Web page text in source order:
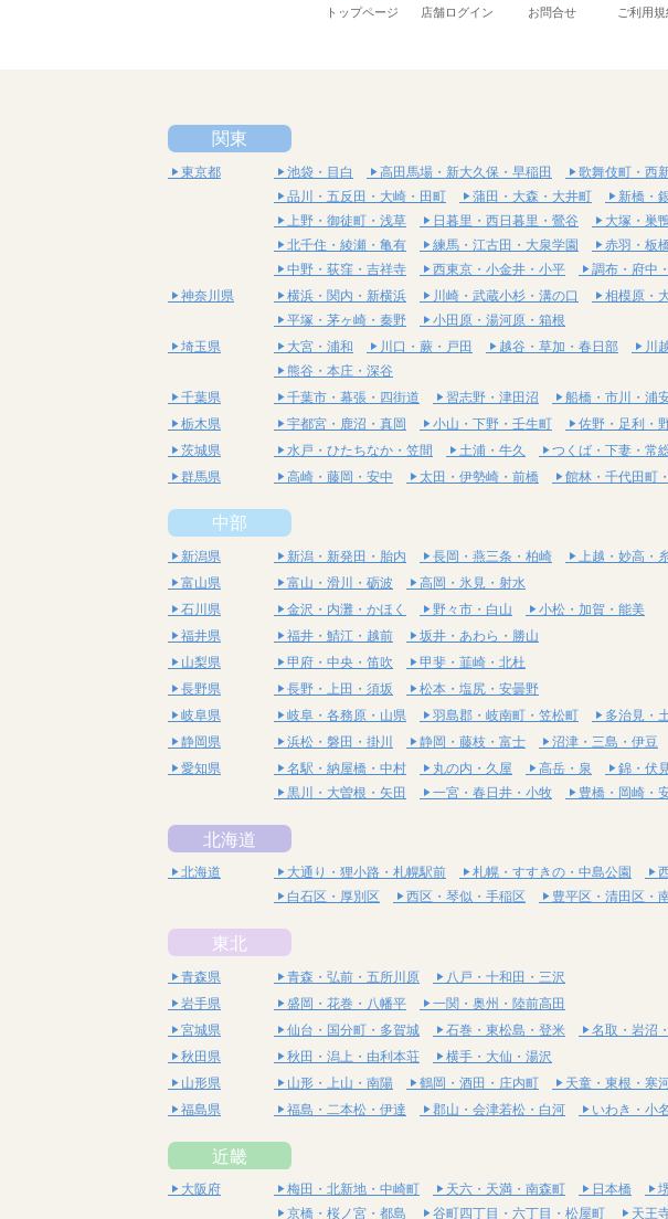
トップページ 店舗ログイン お問合せ ご利用規
関東
東京都 池袋・目白 高田馬場・新大久保・早稲田 歌舞伎町・西
品川・五反田・大崎・田町
蒲田・大森・大井町 新橋・
上野・御徒町・浅草
日暮里・西日暮里・鶯谷 大塚・巣
北千住・綾瀬・亀有
練馬・江古田・大泉学園 赤羽・板
中野・荻窪・吉祥寺
西東京・小金井・小平 調布・府中
神奈川県
横浜・関内・新横浜 川崎・武蔵小杉・溝の口 相模原・
平塚・茅ヶ崎・秦野
小田原・湯河原・箱根
埼玉県
大宮・浦和 川口・蕨・戸田 越谷・草加・春日部 川
熊谷・本庄・深谷
千葉県
千葉市・幕張・四街道 習志野・津田沼 船橋・市川・浦
栃木県
宇都宮・鹿沼・真岡 小山・下野・壬生町 佐野・足利・
茨城県
水戸・ひたちなか・笠間 土浦・牛久 つくば・下妻・常
群馬県
高崎・藤岡・安中 太田・伊勢崎・前橋 館林・千代田町
中部
新潟県 新潟・新発田・胎内 長岡・燕三条・柏崎
上越・妙高・
富山県
富山・滑川・砺波
高岡・氷見・射水
石川県
金沢・内灘・かほく 野々市・白山
小松・加賀・能美
福井県
福井・鯖江・越前
坂井・あわら・勝山
山梨県
甲府・中央・笛吹
甲斐・韮崎・北杜
長野県
長野・上田・須坂
松本・塩尻・安曇野
岐阜県
岐阜・各務原・山県 羽島郡・岐南町・笠松町 多治見・
静岡県
浜松・磐田・掛川 静岡・藤枝・富士
沼津・三島・伊豆
愛知県
名駅・納屋橋・中村 丸の内・久屋 高岳・泉 錦・伏見
黒川・大曽根・矢田
一宮・春日井・小牧 豊橋・岡崎・
北海道
北海道 大通り・狸小路・札幌駅前 札幌・すすきの・中島公園
白石区・厚別区
西区・琴似・手稲区 豊平区・清田区・
東北
青森県 青森・弘前・五所川原
八戸・十和田・三沢
岩手県
盛岡・花巻・八幡平
一関・奥州・陸前高田
宮城県
仙台・国分町・多賀城 石巻・東松島・登米 名取・岩沼
秋田県
秋田・潟上・由利本荘
横手・大仙・湯沢
山形県
山形・上山・南陽 鶴岡・酒田・庄内町
天童・東根・寒
福島県
福島・二本松・伊達 郡山・会津若松・白河 いわき・小
近畿
大阪府 梅田・北新地・中崎町 天六・天満・南森町 日本橋
京橋・桜ノ宮・都島
谷町四丁目・六丁目・松屋町 天王